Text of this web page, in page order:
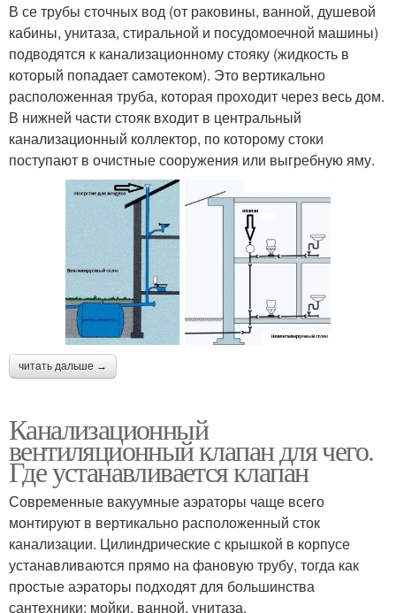
В се трубы сточных вод (от раковины, ванной, душевой
кабины, унитаза, стиральной и посудомоечной машины)
подводятся к канализационному стояку (жидкость в
который попадает самотеком). Это вертикально
расположенная труба, которая проходит через весь дом.
В нижней части стояк входит в центральный
канализационный коллектор, по которому стоки
поступают в очистные сооружения или выгребную яму.
читать дальше →
Канализационный
вентиляционный клапан для чего.
Где устанавливается клапан
Современные вакуумные аэраторы чаще всего
монтируют в вертикально расположенный сток
канализации. Цилиндрические с крышкой в корпусе
устанавливаются прямо на фановую трубу, тогда как
простые аэраторы подходят для большинства
сантехники: мойки, ванной, унитаза.